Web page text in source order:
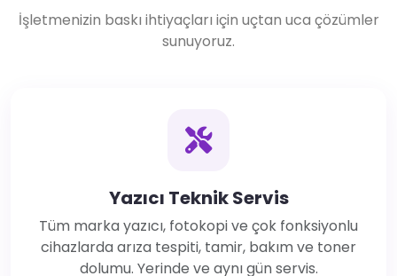
İşletmenizin baskı ihtiyaçları için uçtan uca çözümler
sunuyoruz.
Yazıcı Teknik Servis
Tüm marka yazıcı, fotokopi ve çok fonksiyonlu
cihazlarda arıza tespiti, tamir, bakım ve toner
dolumu. Yerinde ve aynı gün servis.